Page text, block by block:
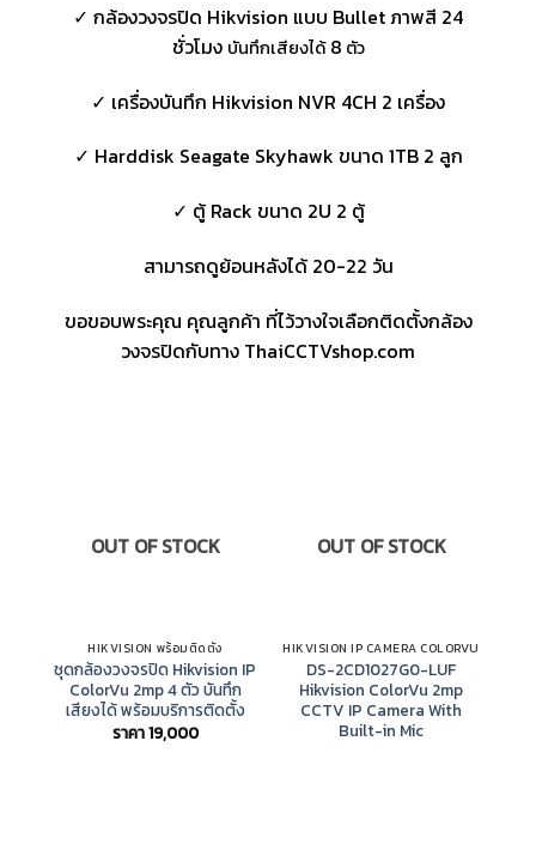
✓ กล้องวงจรปิด Hikvision แบบ Bullet ภาพสี 24
ชั่วโมง บันทึกเสียงได้8 ตัว
✓ เครื่องบันทึก Hikvision NVR 4CH 2 เครื่อง
✓ Harddisk Seagate Skyhawk ขนาด 1TB 2 ลูก
✓ ตู้ Rack ขนาด 2U 2 ตู้
สามารถดูย้อนหลังได้ 20-22 วัน
ขอขอบพระคุณ คุณลูกค้า ที่ไว้วางใจเลือกติดตั้งกล้อง
วงจรปิดกับทาง ThaiCCTVshop.com
OUT OF STOCK
HIKVISION พร้อมติดตั้ง
ชุดกล้องวงจรปิด Hikvision IP
ColorVu 2mp 4 ตัว บันทึก
เสียงได้ พร้อมบริการติดตั้ง
ราคา19,000
OUT OF STOCK
HIKVISION IP CAMERA COLORVU
DS-2CD1027G0-LUF
Hikvision ColorVu 2mp
CCTV IP Camera With
Built-in Mic